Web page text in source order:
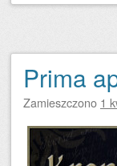
Prima
Zamieszczono 1